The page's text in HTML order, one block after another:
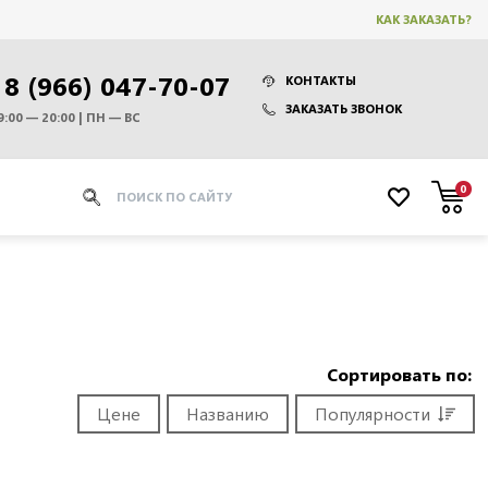
КАК ЗАКАЗАТЬ?
8 (966) 047-70-07
КОНТАКТЫ
ЗАКАЗАТЬ ЗВОНОК
— 20:00 | ПН — ВС
0
Сортировать по:
Цене
Названию Популярности